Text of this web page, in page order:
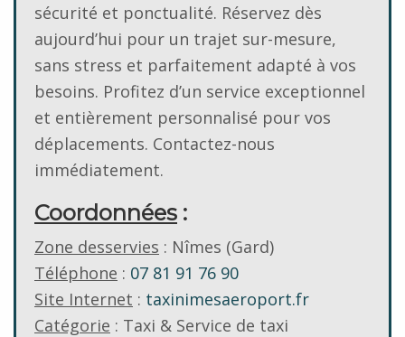
sécurité et ponctualité. Réservez dès
aujourd’hui pour un trajet sur-mesure,
sans stress et parfaitement adapté à vos
besoins. Profitez d’un service exceptionnel
et entièrement personnalisé pour vos
déplacements. Contactez-nous
immédiatement.
Coordonnées :
Zone desservies : Nîmes (Gard)
Téléphone : 07 81 91 76 90
Site Internet : taxinimesaeroport.fr
Catégorie : Taxi & Service de taxi